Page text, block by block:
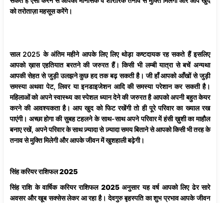
को तरोताज़ा महसूस करेंगे।
साल 2025 के अंतिम महीने आपके लिए लिए थोड़ा कष्टदायक रह सकते हैं इसलिए
आपको ख़ास एहतियात बरतने की जरुरत हैं। किसी भी लम्बी यात्रा से बचें अन्यथा
आपकी सेहत से जुड़ी उलझने कुछ हद तक बढ़ सकती है। जी हाँ आपको आँखों से जुड़ी
समस्या अथवा पेट, लिवर या इनडाइजेशन आदि की समस्या परेशान कर सकती है।
महिलाओं को अपने स्वास्थ्य का स्पेशल ध्यान देने की जरुरत है आपको अपनी बहुत केयर
करने की आवश्यकता है। आप खुद को फिट रखेंगी तो ही पूरे परिवार का ख्याल रख
पाएंगी। अच्छा होगा की सुबह टहलने के साथ-साथ अपने परिवार में हंसी ख़ुशी का माहौल
बनाए रखें, अपने परिवार के साथ ज़्यादा से ज़्यादा समय बिताने से आपको किसी भी तरह के
तनाव से मुक्ति मिलेगी और आपके जीवन में खुशहाली बढ़ेगी।
सिंहकरियरराशिफल2025
सिंह राशि के वार्षिक करियर राशिफल 2025अनुसार यह वर्ष आपको लिए ढेर सारे
अवसर और खूब सक्सेस लेकर आ रहा है। देवगुरु बृहस्पति का शुभ प्रभाव आपके जीवन